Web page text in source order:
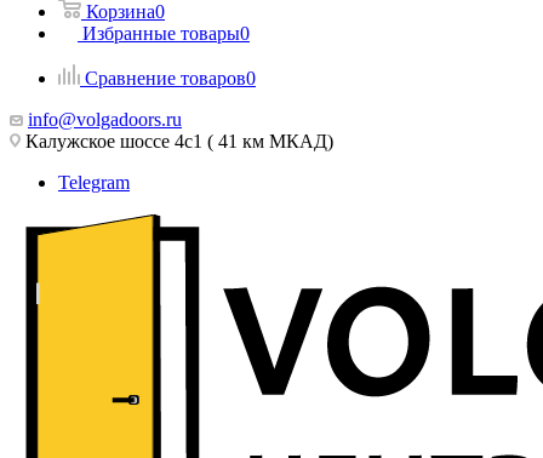
Корзина0
Избранные товары0
Сравнение товаров0
info@volgadoors.ru
Калужское шоссе 4с1 ( 41 км МКАД)
Telegram